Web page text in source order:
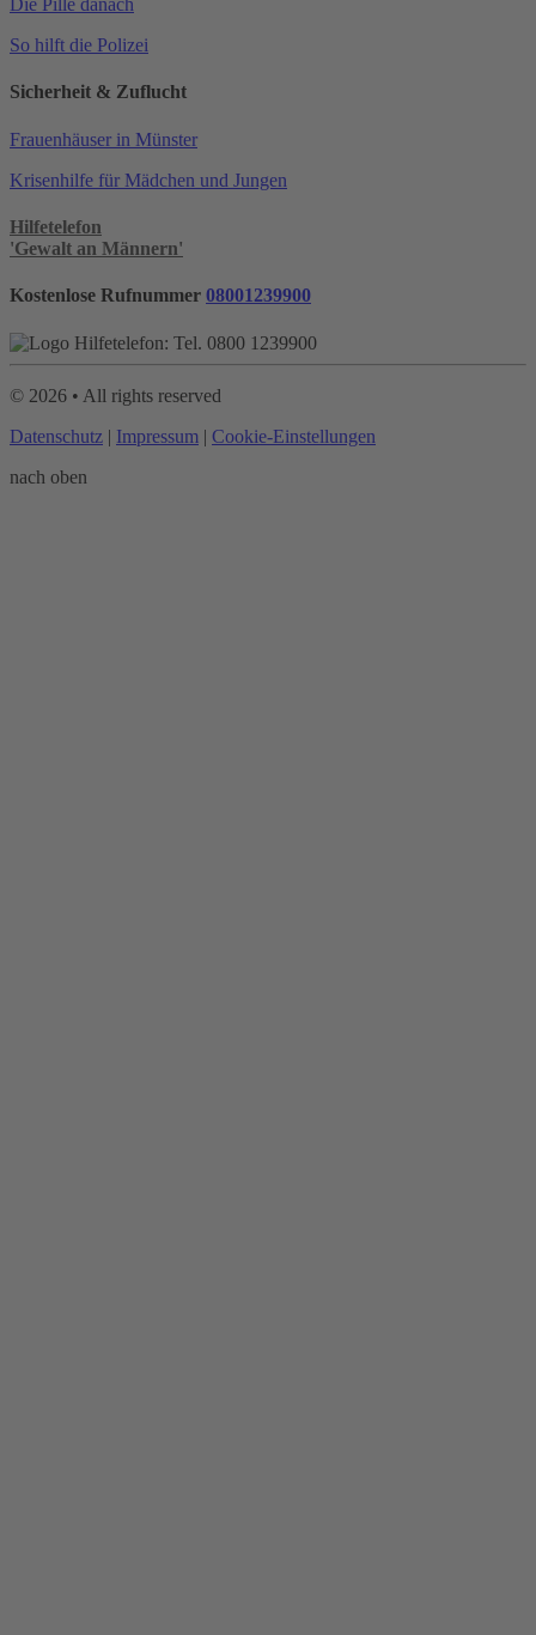
Die Pille danach
So hilft die Polizei
Sicherheit & Zuflucht
Frauenhäuser in Münster
Krisenhilfe für Mädchen und Jungen
Hilfetelefon
'Gewalt an Männern'
Kostenlose Rufnummer 08001239900
© 2026 • All rights reserved
Datenschutz | Impressum | Cookie-Einstellungen
nach oben